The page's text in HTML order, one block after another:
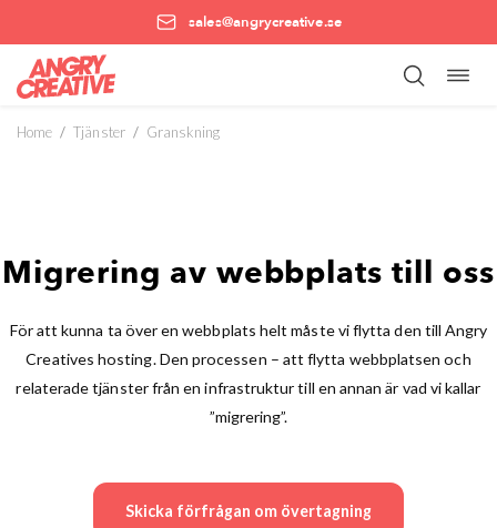
sales@angrycreative.se
Hoppa
innehåll
Home / Tjänster / Granskning
Migrering av webbplats till oss
För att kunna ta över en webbplats helt måste vi flytta den till Angry
Creatives hosting. Den processen – att flytta webbplatsen och
relaterade tjänster från en infrastruktur till en annan är vad vi kallar
”migrering”.
Skicka förfrågan om övertagning